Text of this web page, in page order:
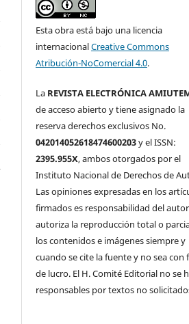
Esta obra está bajo una licencia
internacionalCreative Commons
Atribución-NoComercial 4.0.
La REVISTA ELECTRÓNICA
de acceso abierto y tiene asignado la
reserva derechos exclusivos No.
042014052618474600203y el ISSN:
2395.955X, ambos otorgados por el
Instituto Nacional de Derechos de
Las opiniones expresadas en los
firmados es responsabilidad del
autoriza la reproducción total o
los contenidos e imágenes siempre y
cuando se cite la fuente y no sea con
de lucro. El H. Comité Editorial no se
responsables por textos no